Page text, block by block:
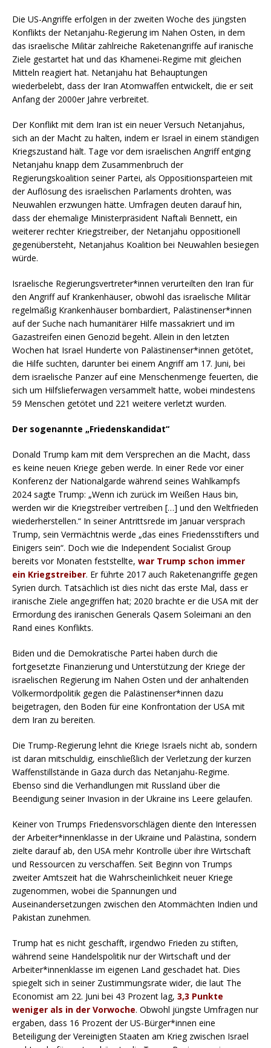
Die US-Angriffe erfolgen in der zweiten Woche des jüngsten
Konflikts der Netanjahu-Regierung im Nahen Osten, in dem
das israelische Militär zahlreiche Raketenangriffe auf iranische
Ziele gestartet hat und das Khamenei-Regime mit gleichen
Mitteln reagiert hat. Netanjahu hat Behauptungen
wiederbelebt, dass der Iran Atomwaffen entwickelt, die er seit
Anfang der 2000er Jahre verbreitet.
Der Konflikt mit dem Iran ist ein neuer Versuch Netanjahus,
sich an der Macht zu halten, indem er Israel in einem ständigen
Kriegszustand hält. Tage vor dem israelischen Angriff entging
Netanjahu knapp dem Zusammenbruch der
Regierungskoalition seiner Partei, als Oppositionsparteien mit
der Auflösung des israelischen Parlaments drohten, was
Neuwahlen erzwungen hätte. Umfragen deuten darauf hin,
dass der ehemalige Ministerpräsident Naftali Bennett, ein
weiterer rechter Kriegstreiber, der Netanjahu oppositionell
gegenübersteht, Netanjahus Koalition bei Neuwahlen besiegen
würde.
Israelische Regierungsvertreter*innen verurteilten den Iran für
den Angriff auf Krankenhäuser, obwohl das israelische Militär
regelmäßig Krankenhäuser bombardiert, Palästinenser*innen
auf der Suche nach humanitärer Hilfe massakriert und im
Gazastreifen einen Genozid begeht. Allein in den letzten
Wochen hat Israel Hunderte von Palästinenser*innen getötet,
die Hilfe suchten, darunter bei einem Angriff am 17. Juni, bei
dem israelische Panzer auf eine Menschenmenge feuerten, die
sich um Hilfslieferwagen versammelt hatte, wobei mindestens
59 Menschen getötet und 221 weitere verletzt wurden.
Der sogenannte „Friedenskandidat“
Donald Trump kam mit dem Versprechen an die Macht, dass
es keine neuen Kriege geben werde. In einer Rede vor einer
Konferenz der Nationalgarde während seines Wahlkampfs
2024 sagte Trump: „Wenn ich zurück im Weißen Haus bin,
werden wir die Kriegstreiber vertreiben […] und den Weltfrieden
wiederherstellen.“ In seiner Antrittsrede im Januar versprach
Trump, sein Vermächtnis werde „das eines Friedensstifters und
Einigers sein“. Doch wie die Independent Socialist Group
bereits vor Monaten feststellte, war Trump schon immer
ein Kriegstreiber. Er führte 2017 auch Raketenangriffe gegen
Syrien durch. Tatsächlich ist dies nicht das erste Mal, dass er
iranische Ziele angegriffen hat; 2020 brachte er die USA mit der
Ermordung des iranischen Generals Qasem Soleimani an den
Rand eines Konflikts.
Biden und die Demokratische Partei haben durch die
fortgesetzte Finanzierung und Unterstützung der Kriege der
israelischen Regierung im Nahen Osten und der anhaltenden
Völkermordpolitik gegen die Palästinenser*innen dazu
beigetragen, den Boden für eine Konfrontation der USA mit
dem Iran zu bereiten.
Die Trump-Regierung lehnt die Kriege Israels nicht ab, sondern
ist daran mitschuldig, einschließlich der Verletzung der kurzen
Waffenstillstände in Gaza durch das Netanjahu-Regime.
Ebenso sind die Verhandlungen mit Russland über die
Beendigung seiner Invasion in der Ukraine ins Leere gelaufen.
Keiner von Trumps Friedensvorschlägen diente den Interessen
der Arbeiter*innenklasse in der Ukraine und Palästina, sondern
zielte darauf ab, den USA mehr Kontrolle über ihre Wirtschaft
und Ressourcen zu verschaffen. Seit Beginn von Trumps
zweiter Amtszeit hat die Wahrscheinlichkeit neuer Kriege
zugenommen, wobei die Spannungen und
Auseinandersetzungen zwischen den Atommächten Indien und
Pakistan zunehmen.
Trump hat es nicht geschafft, irgendwo Frieden zu stiften,
während seine Handelspolitik nur der Wirtschaft und der
Arbeiter*innenklasse im eigenen Land geschadet hat. Dies
spiegelt sich in seiner Zustimmungsrate wider, die laut The
Economist am 22. Juni bei 43 Prozent lag, 3,3 Punkte
weniger als in der Vorwoche. Obwohl jüngste Umfragen nur
ergaben, dass 16 Prozent der US-Bürger*innen eine
Beteiligung der Vereinigten Staaten am Krieg zwischen Israel